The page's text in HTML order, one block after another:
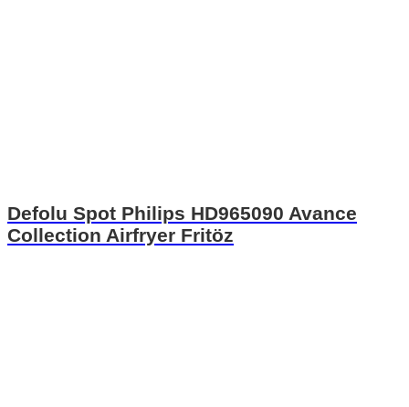
Defolu Spot Philips HD965090 Avance
Collection Airfryer Fritöz